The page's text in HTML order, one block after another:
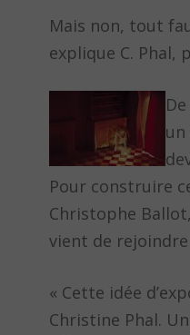
Mais non, tout
explique C. Phal,
un
Pour construire
Christophe
vient de
« Cette idée
Christine Phal.